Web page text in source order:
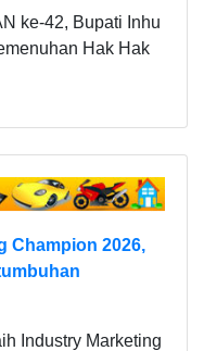
ke-42, Bupati Inhu
Hak Hak
Champion 2026,
Industry Marketing